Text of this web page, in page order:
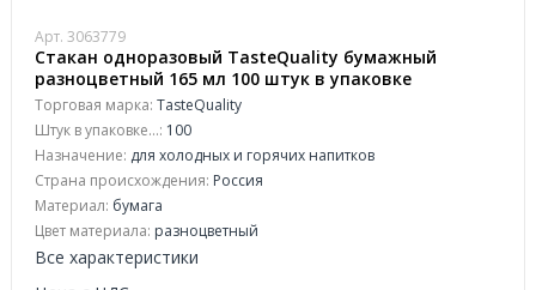
Арт. 3063779
Стакан одноразовый TasteQuality бумажный
разноцветный 165 мл 100 штук в упаковке
Торговая марка: TasteQuality
Штук в упаковке...: 100
Назначение: для холодных и горячих напитков
Страна происхождения: Россия
Материал: бумага
Цвет материала: разноцветный
Все характеристики